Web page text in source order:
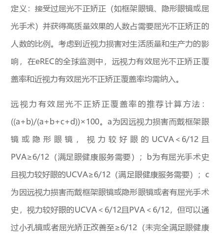
定义：接受过屈光不正矫正（如框架眼镜、隐形眼镜或屈
光手术）并获得高质量效果的人数占需要屈光不正矫正的
人数的比例。考虑到近视力损害对生活质量和生产力的影
响，在eREC的全球监测中，远视力有效屈光不正矫正覆
盖率和近视力有效屈光不正矫正覆盖率均需纳入。
远视力有效屈光不正矫正覆盖率的推荐计算方法：
((a+b)/(a+b+c+d))×100。a为因远视力损害而戴框架眼
镜或隐形眼镜，视力较好眼的UCVA＜6/12且
PVA≥6/12（满足眼健康服务需要）；b为有屈光手术史
且视力较好眼的UCVA≥6/12（满足眼健康服务需要）；c
为因远视力损害而戴框架眼镜或隐形眼镜或者有屈光手术
史，视力较好眼的UCVA＜6/12且PVA＜6/12，但可以通
过小孔镜或者屈光矫正改善至≥6/12（未完全满足眼健康